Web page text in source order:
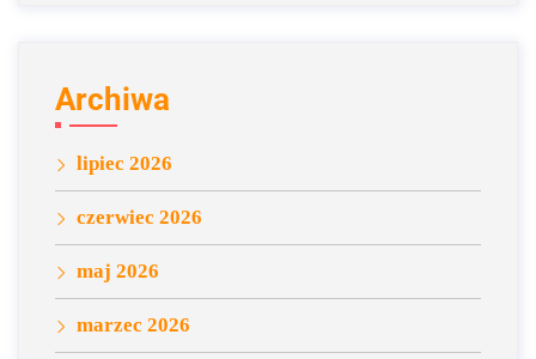
Archiwa
lipiec 2026
czerwiec 2026
maj 2026
marzec 2026